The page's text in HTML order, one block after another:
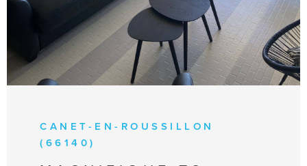
CANET-EN-ROUSSILLON
(66140)